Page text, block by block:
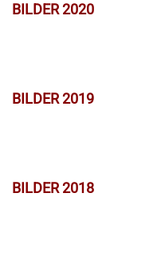
BILDER 2020
BILDER 2019
BILDER 2018